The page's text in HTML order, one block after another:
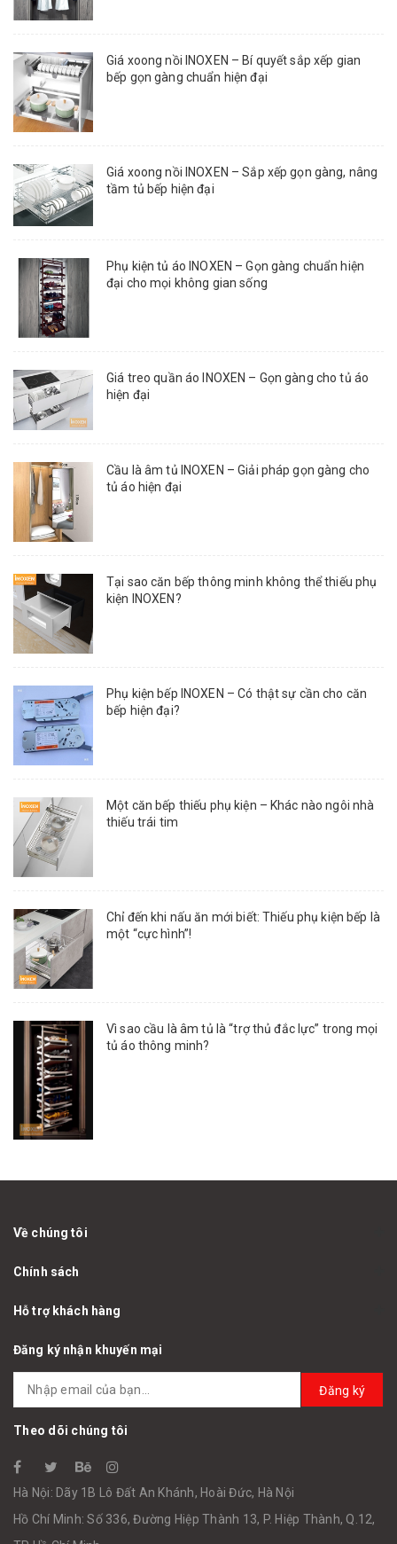
Giá xoong nồi INOXEN – Bí quyết sắp xếp gian
bếp gọn gàng chuẩn hiện đại
Giá xoong nồi INOXEN – Sắp xếp gọn gàng, nâng
tầm tủ bếp hiện đại
Phụ kiện tủ áo INOXEN – Gọn gàng chuẩn hiện
đại cho mọi không gian sống
Giá treo quần áo INOXEN – Gọn gàng cho tủ áo
hiện đại
Cầu là âm tủ INOXEN – Giải pháp gọn gàng cho
tủ áo hiện đại
Tại sao căn bếp thông minh không thể thiếu phụ
kiện INOXEN?
Phụ kiện bếp INOXEN – Có thật sự cần cho căn
bếp hiện đại?
Một căn bếp thiếu phụ kiện – Khác nào ngôi nhà
thiếu trái tim
Chỉ đến khi nấu ăn mới biết: Thiếu phụ kiện bếp là
một “cực hình”!
Vì sao cầu là âm tủ là “trợ thủ đắc lực” trong mọi
tủ áo thông minh?
Về chúng tôi
Chính sách
Hỗ trợ khách hàng
Đăng ký nhận khuyến mại
Đăng ký
Theo dõi chúng tôi
Hà Nội: Dãy 1B Lô Đất An Khánh, Hoài Đức, Hà Nội
Hồ Chí Minh: Số 336, Đường Hiệp Thành 13, P. Hiệp Thành, Q.12,